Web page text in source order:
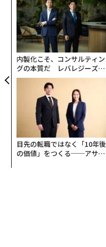
内製化こそ、コンサルティン
グの本質だ レバレジーズが
実践する、次世代ファームの
目先の転職ではなく「10年後
の価値」をつくる──アサイ